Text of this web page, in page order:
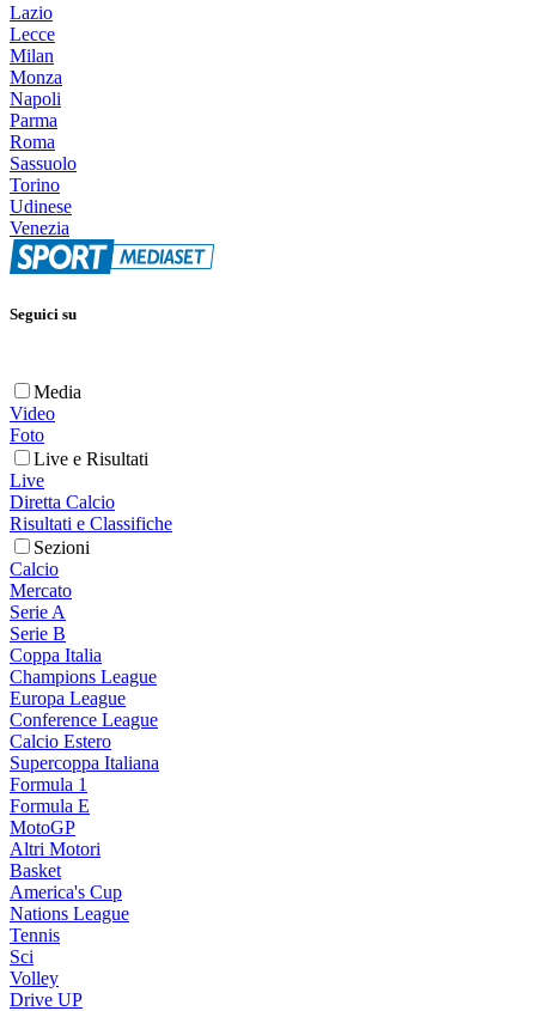
Lazio
Lecce
Milan
Monza
Napoli
Parma
Roma
Sassuolo
Torino
Udinese
Venezia
Seguici su
Media
Video
Foto
Live e Risultati
Live
Diretta Calcio
Risultati e Classifiche
Sezioni
Calcio
Mercato
Serie A
Serie B
Coppa Italia
Champions League
Europa League
Conference League
Calcio Estero
Supercoppa Italiana
Formula 1
Formula E
MotoGP
Altri Motori
Basket
America's Cup
Nations League
Tennis
Sci
Volley
Drive UP